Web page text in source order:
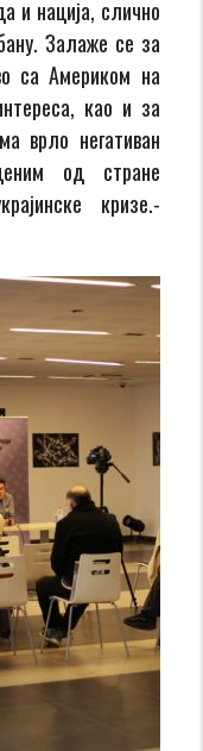
и нација, слично
Залаже се за
са Америком на
као и за
врло негативан
од стране
кризе.-